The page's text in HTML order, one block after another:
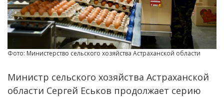
Фото: Министерство сельского хозяйства Астраханской области
Министр сельского хозяйства Астраханской
области Сергей Еськов продолжает серию